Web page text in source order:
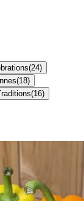
(24)
(18)
(16)